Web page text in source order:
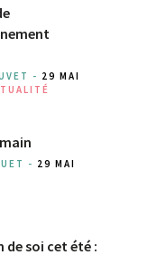
- 29 MAI
- 29 MAI
de soi cet été :